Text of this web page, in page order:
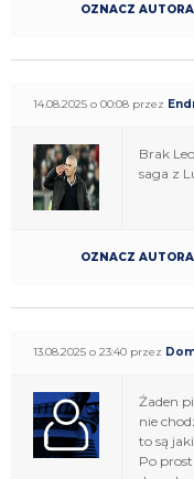
OZNACZ AUTORA
14.08.2025 o 00:08 przez
Brak
saga z
OZNACZ AUTORA
13.08.2025 o 23:40 przez
Żaden
nie
to są
Po